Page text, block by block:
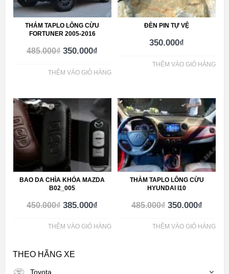
THẢM TAPLO LÔNG CỪU
FORTUNER 2005-2016
485.000₫ 350.000₫
THÊM VÀO GIỎ HÀNG
ĐÈN PIN TỰ VỆ
350.000₫
THÊM VÀO GIỎ HÀNG
BAO DA CHÌA KHÓA MAZDA
B02_005
450.000₫ 385.000₫
THÊM VÀO GIỎ HÀNG
THẢM TAPLO LÔNG CỪU
HYUNDAI I10
485.000₫ 350.000₫
THÊM VÀO GIỎ HÀNG
THEO HÃNG XE
Toyota